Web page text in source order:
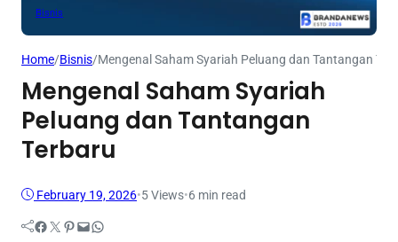
Bisnis
Home/Bisnis/Mengenal Saham Syariah Peluang dan Tantangan
Mengenal Saham Syariah
Peluang dan Tantangan
Terbaru
February 19, 2026•5Views•6 min read
Facebook Twitter Pinterest Mail WhatsApp